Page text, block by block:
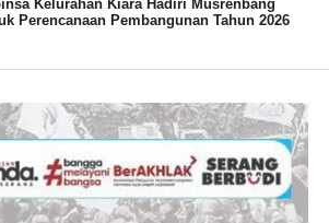
Kelurahan Kiara Hadiri Musrenbang
Perencanaan Pembangunan Tahun 2026